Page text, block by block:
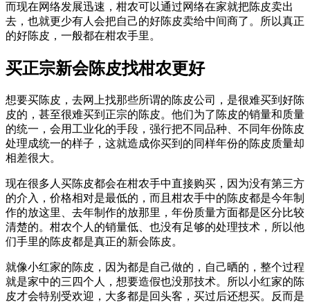
而现在网络发展迅速，柑农可以通过网络在家就把陈皮卖出
去，也就更少有人会把自己的好陈皮卖给中间商了。所以真正
的好陈皮，一般都在柑农手里。
买正宗新会陈皮找柑农更好
想要买陈皮，去网上找那些所谓的陈皮公司，是很难买到好陈
皮的，甚至很难买到正宗的陈皮。他们为了陈皮的销量和质量
的统一，会用工业化的手段，强行把不同品种、不同年份陈皮
处理成统一的样子，这就造成你买到的同样年份的陈皮质量却
相差很大。
现在很多人买陈皮都会在柑农手中直接购买，因为没有第三方
的介入，价格相对是最低的，而且柑农手中的陈皮都是今年制
作的放这里、去年制作的放那里，年份质量方面都是区分比较
清楚的。柑农个人的销量低、也没有足够的处理技术，所以他
们手里的陈皮都是真正的新会陈皮。
就像小红家的陈皮，因为都是自己做的，自己晒的，整个过程
就是家中的三四个人，想要造假也没那技术。所以小红家的陈
皮才会特别受欢迎，大多都是回头客，买过后还想买。反而是